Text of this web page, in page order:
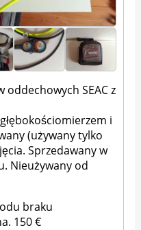
SEAC z
i
(używany tylko
Sprzedawany w
Nieużywany od
braku
150 €